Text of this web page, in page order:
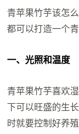
青苹果竹芋该怎
都可以打造一个
一、光照和温度
青苹果竹芋喜欢
下可以旺盛的生
时就要控制好养